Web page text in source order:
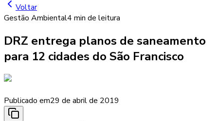
Voltar
Gestão Ambiental4 min de leitura
DRZ entrega planos de saneamento
para 12 cidades do São Francisco
Publicado em29 de abril de 2019